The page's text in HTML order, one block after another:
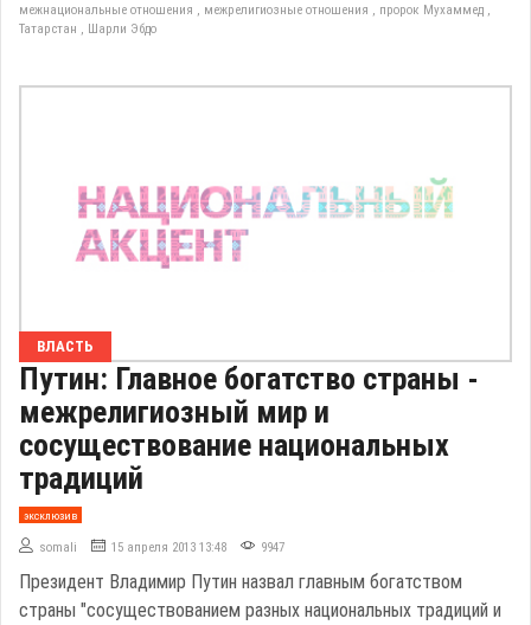
межнациональные отношения , межрелигиозные отношения , пророк Мухаммед ,
Татарстан , Шарли Эбдо
ВЛАСТЬ
Путин: Главное богатство страны -
межрелигиозный мир и
сосуществование национальных
традиций
эксклюзив
somali 15 апреля 2013 13:48 9947
Президент Владимир Путин назвал главным богатством
страны "сосуществованием разных национальных традиций и